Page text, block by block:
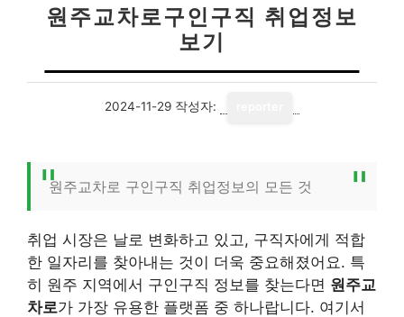
원주교차로구인구직 취업정보
보기
2024-11-29 작성자:
원주교차로 구인구직 취업정보의 모든 것
취업 시장은 날로 변화하고 있고, 구직자에게 적합
한 일자리를 찾아내는 것이 더욱 중요해졌어요. 특
히 원주 지역에서 구인구직 정보를 찾는다면 원주교
차로가 가장 유용한 플랫폼 중 하나랍니다. 여기서